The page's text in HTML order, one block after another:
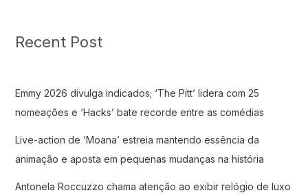
Recent Post
Emmy 2026 divulga indicados; ‘The Pitt’ lidera com 25
nomeações e ‘Hacks’ bate recorde entre as comédias
Live-action de ‘Moana’ estreia mantendo essência da
animação e aposta em pequenas mudanças na história
Antonela Roccuzzo chama atenção ao exibir relógio de luxo